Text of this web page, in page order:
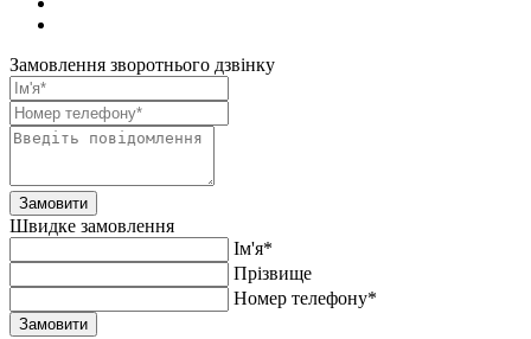
Замовлення зворотнього дзвінку
Замовити
Швидке замовлення
Ім'я*
Прiзвище
Номер телефону*